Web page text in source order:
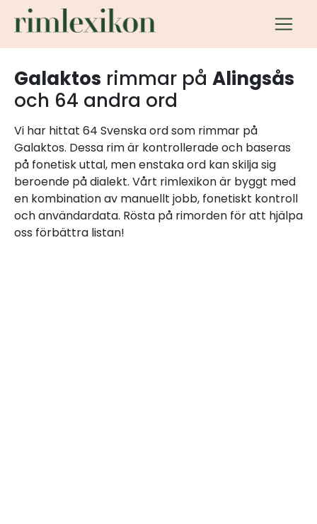
Galaktos rimmar på Alingsås
och 64 andra ord
Vi har hittat 64 Svenska ord som rimmar på
Galaktos. Dessa rim är kontrollerade och baseras
på fonetisk uttal, men enstaka ord kan skilja sig
beroende på dialekt. Vårt rimlexikon är byggt med
en kombination av manuellt jobb, fonetiskt kontroll
och användardata. Rösta på rimorden för att hjälpa
oss förbättra listan!